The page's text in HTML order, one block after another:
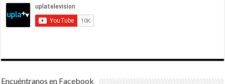
Encuéntranos en Facebook